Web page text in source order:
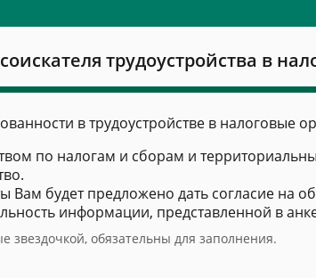
трудоустройства в
в трудоустройстве в налоговые
по налогам и сборам и
Вам будет предложено дать согласие на
информации, представленной в
звездочкой, обязательны для заполнения.